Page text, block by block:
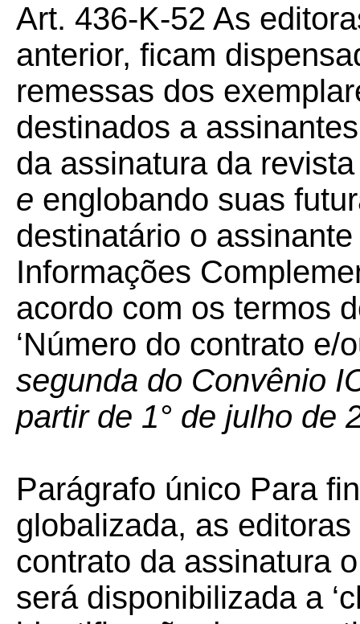
Art. 436-K-52 As
anterior, ficam
remessas dos
destinados a
da assinatura da
e englobando suas
destinatário o
Informações
acordo com os termos
‘Número do contrato e/
segunda do Convênio
partir de 1° de julho de
Parágrafo único Para
globalizada, as
contrato da assinatura
será disponibilizada a